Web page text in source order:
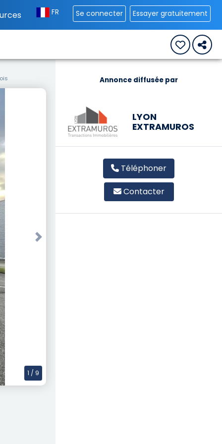
FR Se connecter Essayer gratuitement
Next
1 / 9
Annonce diffusée par
LYON
EXTRAMUROS
Téléphoner
Contacter